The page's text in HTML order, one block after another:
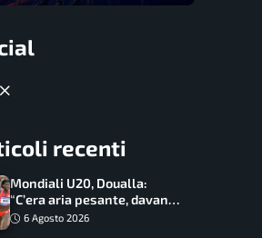
recenti
Mondiali U20, Doualla:
“C’era aria pesante, davano
le mascherine! Finale? Non
6 Agosto 2026